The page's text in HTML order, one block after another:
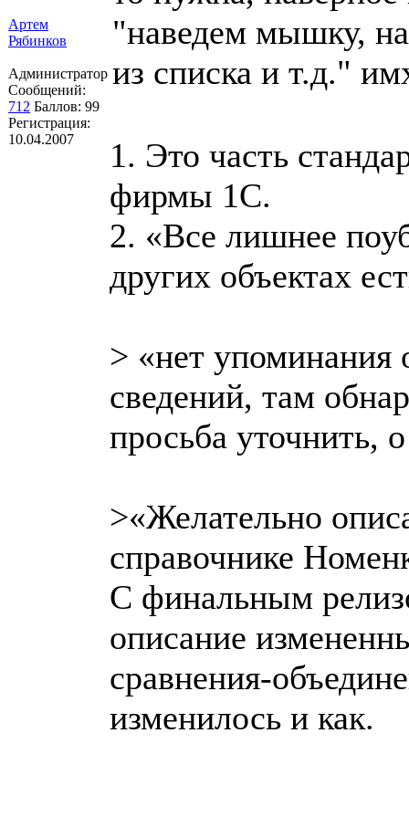
Артем
Рябинков
Администратор
Сообщений:
712 Баллов: 99
Регистрация:
10.04.2007
"наведем мышку,
из списка и т.д."
1. Это часть
фирмы 1С.
2. «Все лишнее
других объектах
> «нет упоминания
сведений, там
просьба уточнить,
>«Желательно
справочнике
С финальным
описание
сравнения-
изменилось и как.